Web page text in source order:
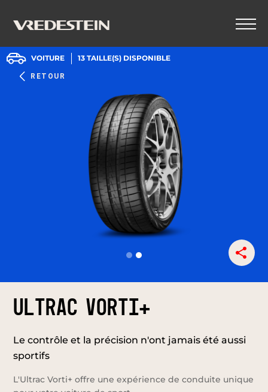
RETOUR
VOITURE 13 TAILLE(S) DISPONIBLE
ULTRAC VORTI+
Le contrôle et la précision n'ont jamais été aussi
sportifs
L'Ultrac Vorti+ offre une expérience de conduite unique